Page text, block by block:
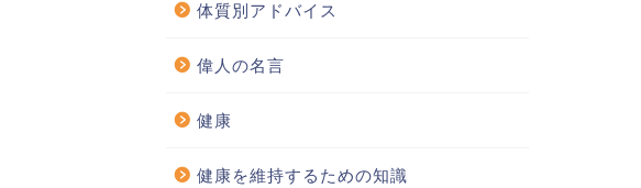
体質別アドバイス
偉人の名言
健康
健康を維持するための知識